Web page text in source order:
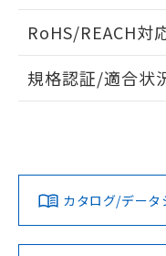
ドすることができ
ロ
ダウンロードデータを
みください。
ソフトウェアの使用条件
RoHS/REACH対
EU RoHS 注意事項
対応済み
規格認証/適合状
カタログ/デー
していること
り、2022年1月
す。